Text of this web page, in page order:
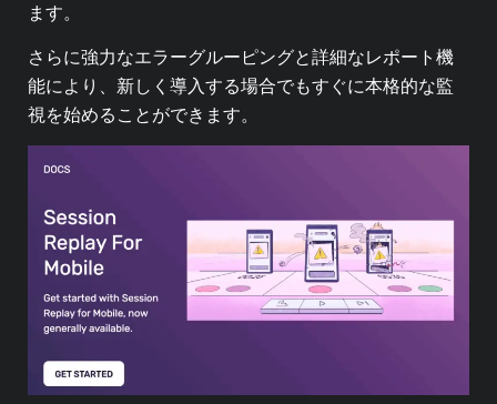
ます。
さらに強力なエラーグルーピングと詳細なレポート機
能により、新しく導入する場合でもすぐに本格的な監
視を始めることができます。